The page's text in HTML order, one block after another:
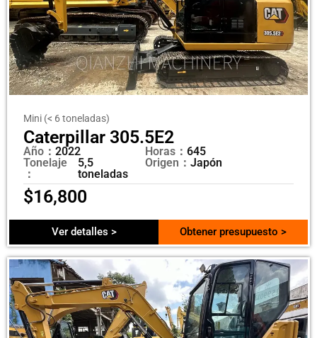
Mini (< 6 toneladas)
Caterpillar 305.5E2
Año： 2022
Tonelaje
：
5,5
toneladas
Horas： 645
Origen： Japón
$16,800
Ver detalles > Obtener presupuesto >